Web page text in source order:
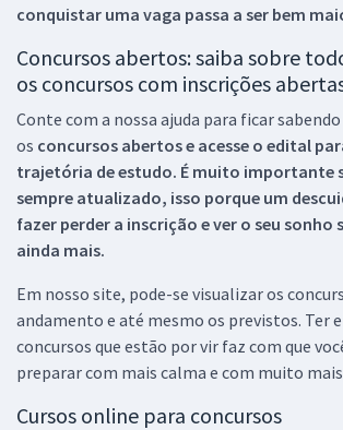
conquistar uma vaga passa a ser bem
Concursos abertos: saiba sobre
os concursos com inscrições
Conte com a nossa ajuda para ficar sabendo
os concursos abertos e acesse o edital
trajetória de estudo. É muito importante
sempre atualizado, isso porque um
fazer perder a inscrição e ver o seu sonho
ainda mais.
Em nosso site, pode-se visualizar os
andamento e até mesmo os previstos. Ter
concursos que estão por vir faz com que
preparar com mais calma e com muito
Cursos online para concursos